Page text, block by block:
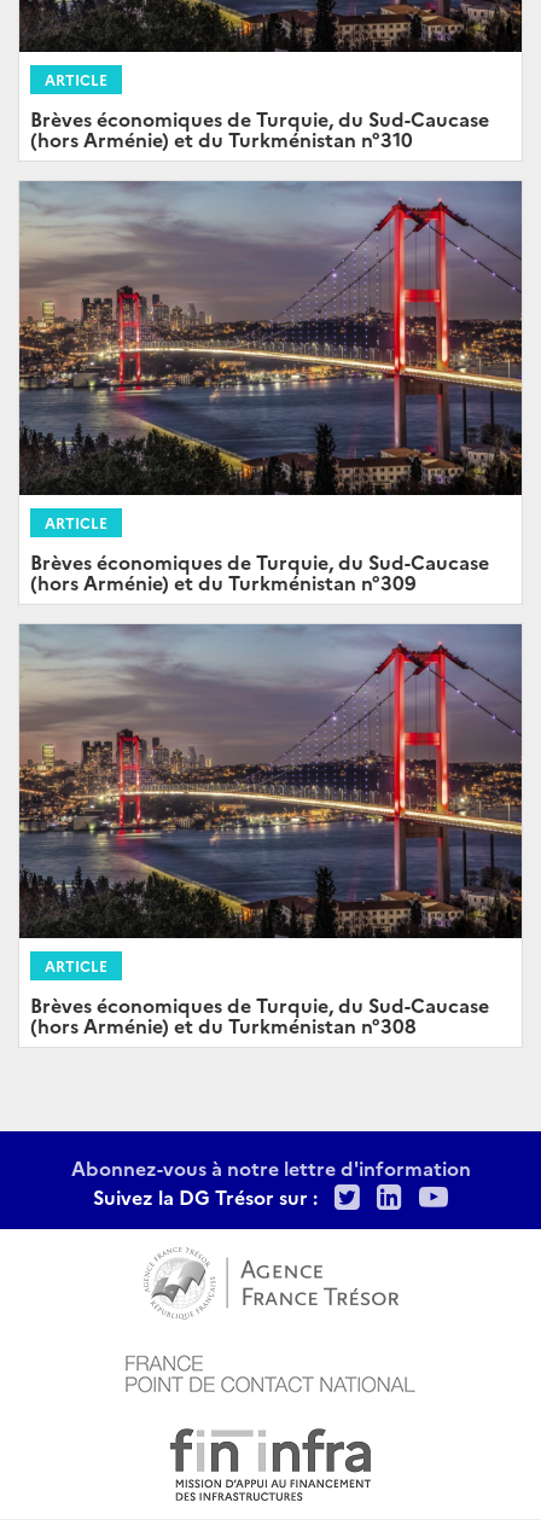
ARTICLE
Brèves économiques de Turquie, du Sud-Caucase
(hors Arménie) et du Turkménistan n°310
ARTICLE
Brèves économiques de Turquie, du Sud-Caucase
(hors Arménie) et du Turkménistan n°309
ARTICLE
Brèves économiques de Turquie, du Sud-Caucase
(hors Arménie) et du Turkménistan n°308
Abonnez-vous à notre lettre d'information
Suivez la DG Trésor sur :
TwitterLinkedIn